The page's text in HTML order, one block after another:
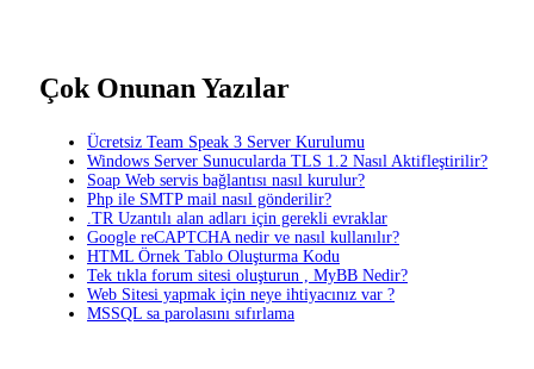
Çok Onunan Yazılar
Ücretsiz Team Speak 3 Server Kurulumu
Windows Server Sunucularda TLS 1.2 Nasıl Aktifleştirilir?
Soap Web servis bağlantısı nasıl kurulur?
Php ile SMTP mail nasıl gönderilir?
.TR Uzantılı alan adları için gerekli evraklar
Google reCAPTCHA nedir ve nasıl kullanılır?
HTML Örnek Tablo Oluşturma Kodu
Tek tıkla forum sitesi oluşturun , MyBB Nedir?
Web Sitesi yapmak için neye ihtiyacınız var ?
MSSQL sa parolasını sıfırlama